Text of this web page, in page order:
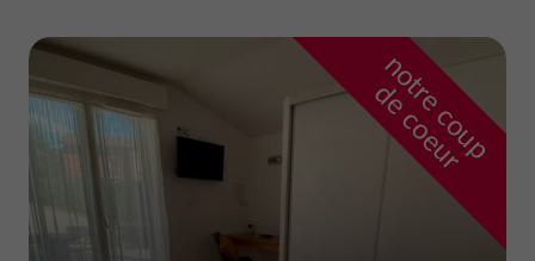
n
o
t
r
e
c
o
u
p
d
e
c
o
e
u
r